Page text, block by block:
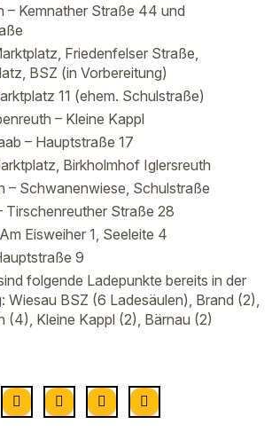
– Kemnather Straße 44 und
Friedenfelser Straße,
BSZ (in Vorbereitung)
11 (ehem. Schulstraße)
– Kleine Kappl
– Hauptstraße 17
Birkholmhof Iglersreuth
– Schwanenwiese, Schulstraße
Tirschenreuther Straße 28
Eisweiher 1, Seeleite 4
9
folgende Ladepunkte bereits in der
Wiesau BSZ (6 Ladesäulen), Brand (2),
(4), Kleine Kappl (2), Bärnau (2)